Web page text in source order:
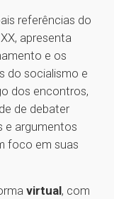
referências do
apresenta
e os
do socialismo e
dos encontros,
de debater
e argumentos
foco em suas
virtual, com